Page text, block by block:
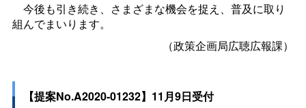
今後も引き続き、さまざまな機会を捉え、普及に取り
組んでまいります。
（政策企画局広聴広報課）
【提案No.A2020-01232】11月9日受付